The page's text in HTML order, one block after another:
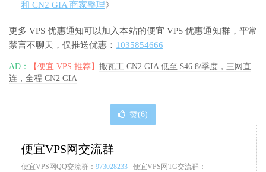
和 CN2 GIA 商家整理》
更多 VPS 优惠通知可以加入本站的便宜 VPS 优惠通知群，平常
禁言不聊天，仅推送优惠： 1035854666
AD： 【便宜 VPS 推荐】 搬瓦工 CN2 GIA 低至 $46.8/季度，三网直
连，全程 CN2 GIA
赞(6)
便宜VPS网交流群
便宜VPS网QQ交流群： 973028233
便宜VPS网TG交流群：